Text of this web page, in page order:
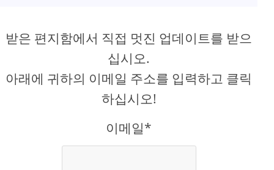
받은 편지함에서 직접 멋진 업데이트를 받으
십시오.
아래에 귀하의 이메일 주소를 입력하고 클릭
하십시오!
이메일*